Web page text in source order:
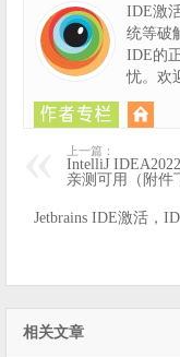
IDE激
统等破
IDE的
忧。欢
上一篇：
IntelliJ
亲测可用（附件
Jetbrains IDE激活，
相关文章